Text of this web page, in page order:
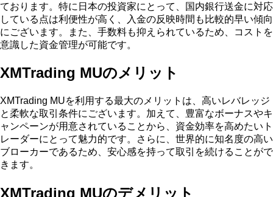
ております。特に日本の投資家にとって、国内銀行送金に対応
している点は利便性が高く、入金の反映時間も比較的早い傾向
にございます。また、手数料も抑えられているため、コストを
意識した資金管理が可能です。
XMTrading MUのメリット
XMTrading MUを利用する最大のメリットは、高いレバレッジ
と柔軟な取引条件にございます。加えて、豊富なボーナスやキ
ャンペーンが用意されていることから、資金効率を高めたいト
レーダーにとって魅力的です。さらに、世界的に知名度の高い
ブローカーであるため、安心感を持って取引を続けることがで
きます。
XMTrading MUのデメリット